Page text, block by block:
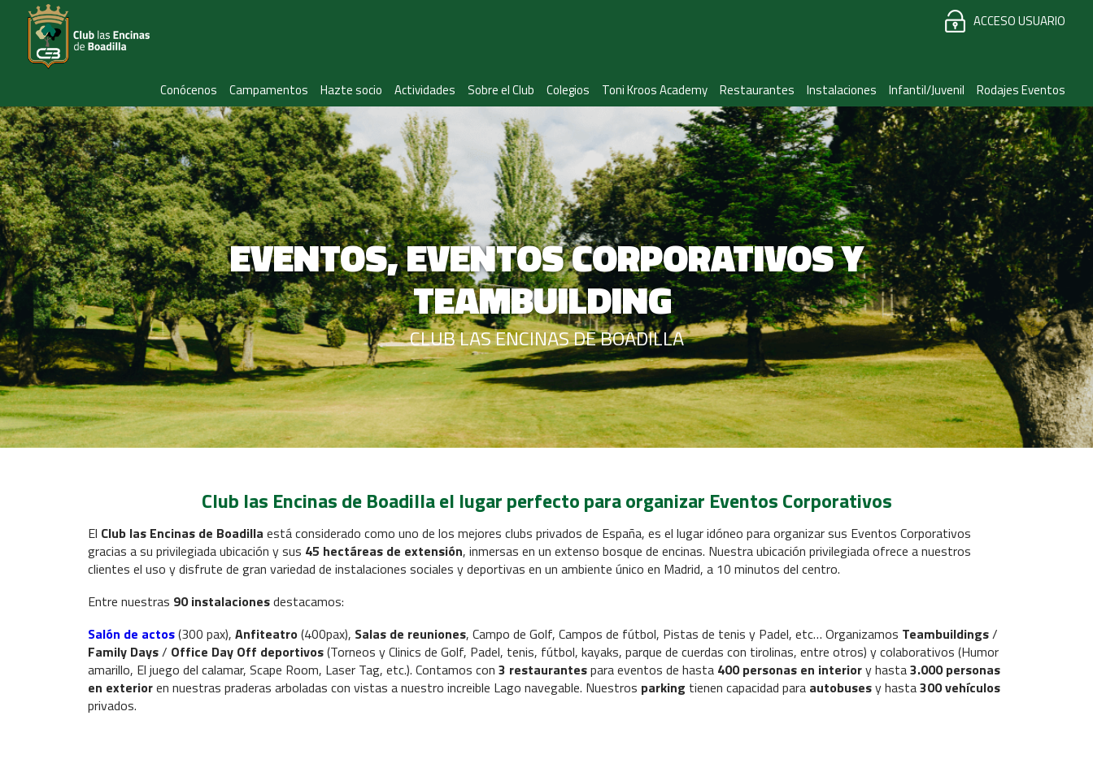
ACCESO USUARIO
Conócenos Campamentos Hazte socio Actividades Sobre el Club Colegios Toni Kroos Academy Restaurantes Instalaciones Infantil/Juvenil Rodajes Eventos
EVENTOS, EVENTOS CORPORATIVOS Y
TEAMBUILDING
CLUB LAS ENCINAS DE BOADILLA
Club las Encinas de Boadilla el lugar perfecto para organizar Eventos Corporativos
El Club las Encinas de Boadilla está considerado como uno de los mejores clubs privados de España, es el lugar idóneo para organizar sus Eventos Corporativos
gracias a su privilegiada ubicación y sus 45 hectáreas de extensión, inmersas en un extenso bosque de encinas. Nuestra ubicación privilegiada ofrece a nuestros
clientes el uso y disfrute de gran variedad de instalaciones sociales y deportivas en un ambiente único en Madrid, a 10 minutos del centro.
Entre nuestras 90 instalacionesdestacamos:
Salón de actos(300 pax), Anfiteatro(400pax), Salas de reuniones, Campo de Golf, Campos de fútbol, Pistas de tenis y Padel, etc… Organizamos Teambuildings/
Family Days/ Office Day Off deportivos(Torneos y Clinics de Golf, Padel, tenis, fútbol, kayaks, parque de cuerdas con tirolinas, entre otros) y colaborativos (Humor
amarillo, El juego del calamar, Scape Room, Laser Tag, etc.). Contamos con 3 restaurantespara eventos de hasta 400 personas en interiory hasta3.000 personas
en exterioren nuestras praderas arboladas con vistas a nuestro increible Lago navegable. Nuestros parking tienen capacidad para autobusesy hasta300 vehículos
privados.